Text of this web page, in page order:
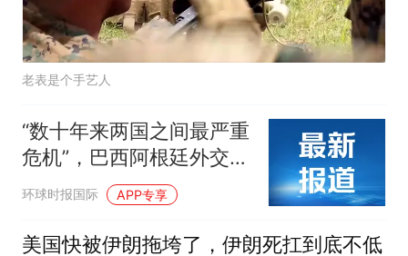
老表是个手艺人
“数十年来两国之间最严重
危机”，巴西阿根廷外交关
系罕见降级
环球时报国际 APP专享
美国快被伊朗拖垮了，伊朗死扛到底不低